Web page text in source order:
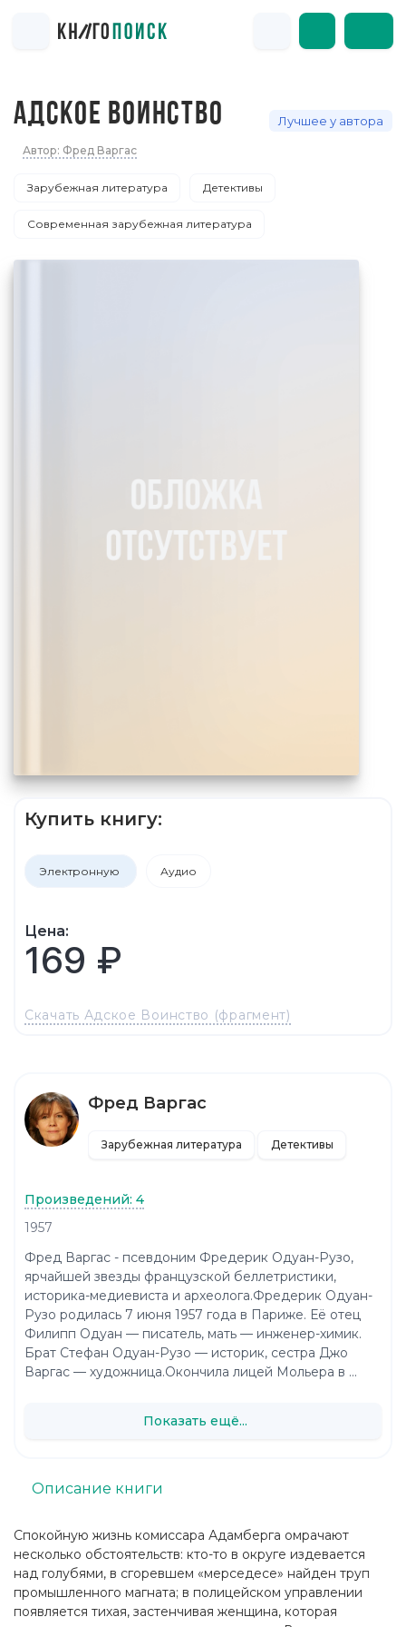
АДСКОЕ ВОИНСТВО Лучшее у автора
Автор: Фред Варгас
Зарубежная литература Детективы
Современная зарубежная литература
Купить книгу:
Электронную Аудио
Цена:
169 ₽
Скачать Адское Воинство (фрагмент)
Спокойную жизнь комиссара Адамберга омрачают
несколько обстоятельств: кто-то в округе издевается
над голубями, в сгоревшем «мерседесе» найден труп
промышленного магната; в полицейском управлении
появляется тихая, застенчивая женщина, которая
Описание книги
Фред Варгас
Зарубежная литература Детективы
Произведений: 4
1957
Фред Варгас - псевдоним Фредерик Одуан-Рузо,
ярчайшей звезды французской беллетристики,
историка-медиевиста и археолога.Фредерик Одуан-
Рузо родилась 7 июня 1957 года в Париже. Её отец
Филипп Одуан — писатель, мать — инженер-химик.
Брат Стефан Одуан-Рузо — историк, сестра Джо
Варгас — художница.Окончила лицей Мольера в ...
Показать ещё...